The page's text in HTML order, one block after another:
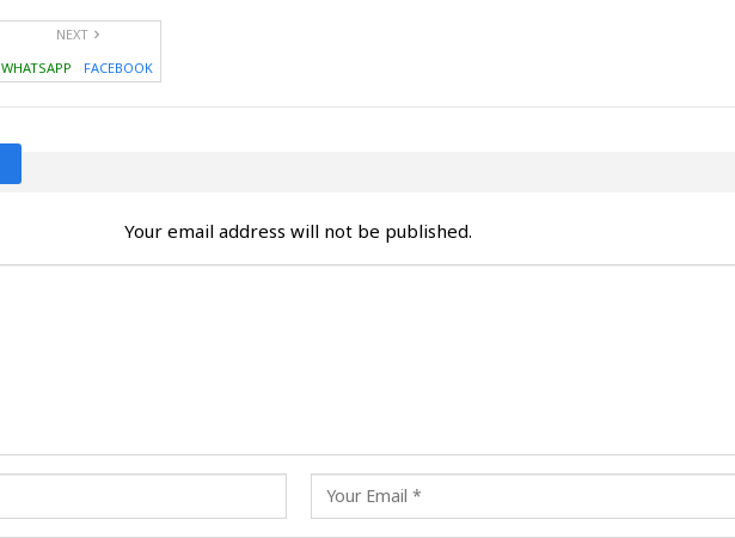
NEXT
WHATSAPP
FACEBOOK
Your email address will not be published.